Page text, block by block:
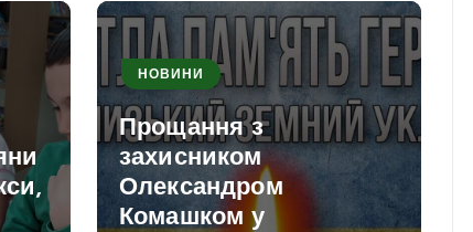
НОВИНИ
Прощання з
захисником
Олександром
Комашком у